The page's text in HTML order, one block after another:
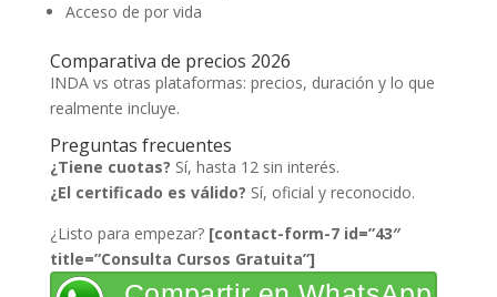
Acceso de por vida
Comparativa de precios 2026
INDA vs otras plataformas: precios, duración y lo que
realmente incluye.
Preguntas frecuentes
¿Tiene cuotas? Sí, hasta 12 sin interés.
¿El certificado es válido? Sí, oficial y reconocido.
¿Listo para empezar? [contact-form-7 id=”43″
title=”Consulta Cursos Gratuita”]